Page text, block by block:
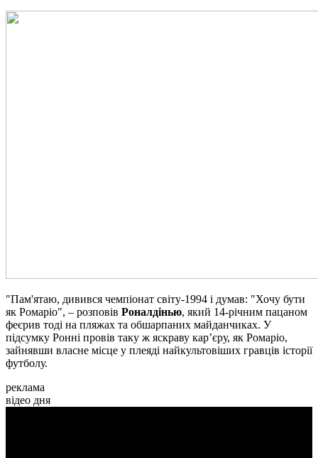
"Пам'ятаю, дивився чемпіонат світу-1994 і думав: "Хочу бути
як Ромаріо", – розповів Роналдінью, який 14-річним пацаном
феєрив тоді на пляжах та обшарпаних майданчиках. У
підсумку Ронні провів таку ж яскраву кар’єру, як Ромаріо,
зайнявши власне місце у плеяді найкультовіших гравців історії
футболу.
реклама
відео дня